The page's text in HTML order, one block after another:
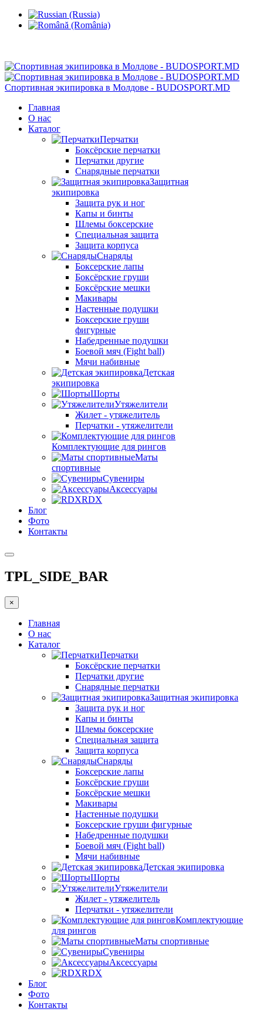
Спортивная экипировка в Молдове - BUDOSPORT.MD
Главная
О нас
Каталог
Перчатки
Боксёрские перчатки
Перчатки другие
Снарядные перчатки
Защитная
экипировка
Защита рук и ног
Капы и бинты
Шлемы боксерские
Специальная защита
Защита корпуса
Снаряды
Боксерские лапы
Боксёрские груши
Боксёрские мешки
Макивары
Настенные подушки
Боксерские груши
фигурные
Набедренные подушки
Боевой мяч (Fight ball)
Мячи набивные
Детская
экипировка
Шорты
Утяжелители
Жилет - утяжелитель
Перчатки - утяжелители
Комплектующие для рингов
Маты
спортивные
Сувениры
Аксессуары
RDX
Блог
Фото
Контакты
TPL_SIDE_BAR
×
Главная
О нас
Каталог
Перчатки
Боксёрские перчатки
Перчатки другие
Снарядные перчатки
Защитная экипировка
Защита рук и ног
Капы и бинты
Шлемы боксерские
Специальная защита
Защита корпуса
Снаряды
Боксерские лапы
Боксёрские груши
Боксёрские мешки
Макивары
Настенные подушки
Боксерские груши фигурные
Набедренные подушки
Боевой мяч (Fight ball)
Мячи набивные
Детская экипировка
Шорты
Утяжелители
Жилет - утяжелитель
Перчатки - утяжелители
Комплектующие
для рингов
Маты спортивные
Сувениры
Аксессуары
RDX
Блог
Фото
Контакты